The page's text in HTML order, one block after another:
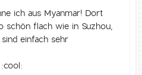
ich aus Myanmar! Dort
schön flach wie in Suzhou,
einfach sehr